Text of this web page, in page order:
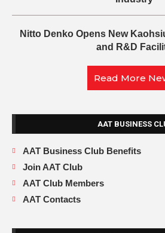
Nitto Denko Opens New
and R&D
Read More
AAT BUSINESS
AAT Business Club Benefits
Join AAT Club
AAT Club Members
AAT Contacts